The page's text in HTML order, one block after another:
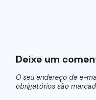
Deixe um
O seu endereço de e-
obrigatórios são